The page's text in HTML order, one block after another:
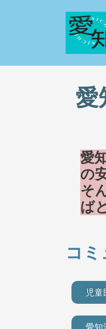
愛
愛
の
そ
ば
コ
児